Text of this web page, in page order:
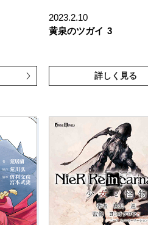
2023.2.10
黄泉のツガイ 3
詳しく見る